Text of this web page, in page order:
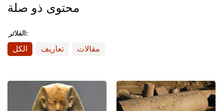
محتوى ذو صلة
الفلاتر:
الكل تعاريف مقالات